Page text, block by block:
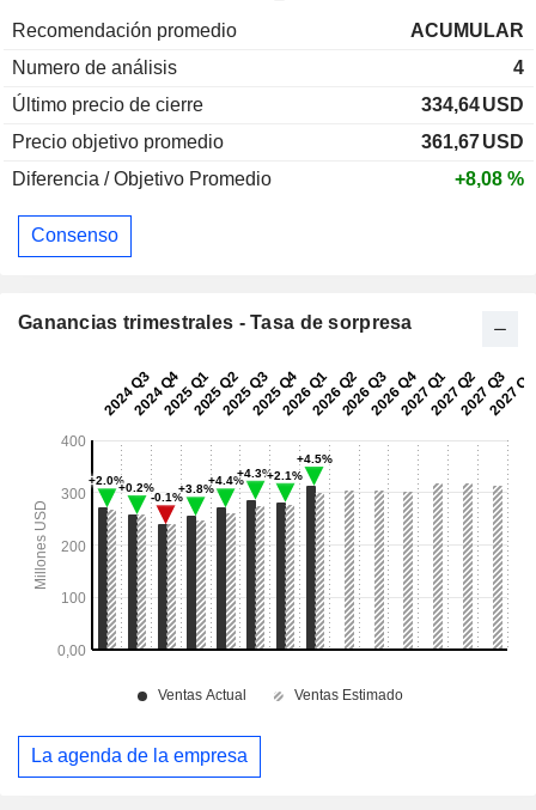
Recomendación promedio
ACUMULAR
Numero de análisis
4
Último precio de cierre
334,64USD
Precio objetivo promedio
361,67USD
Diferencia / Objetivo Promedio
+8,08 %
Consenso
Ganancias trimestrales - Tasa de sorpresa
La agenda de la empresa